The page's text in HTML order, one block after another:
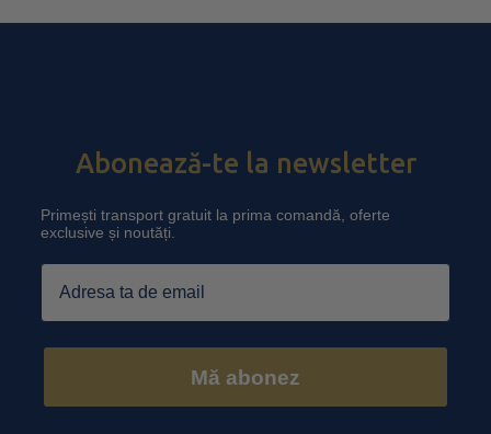
Abonează-te la newsletter
Primești transport gratuit la prima comandă, oferte
exclusive și noutăți.
Email
Mă abonez